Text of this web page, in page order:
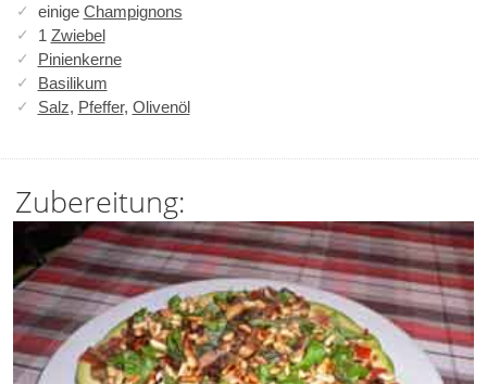
einige Champignons
1 Zwiebel
Pinienkerne
Basilikum
Salz, Pfeffer, Olivenöl
Zubereitung: